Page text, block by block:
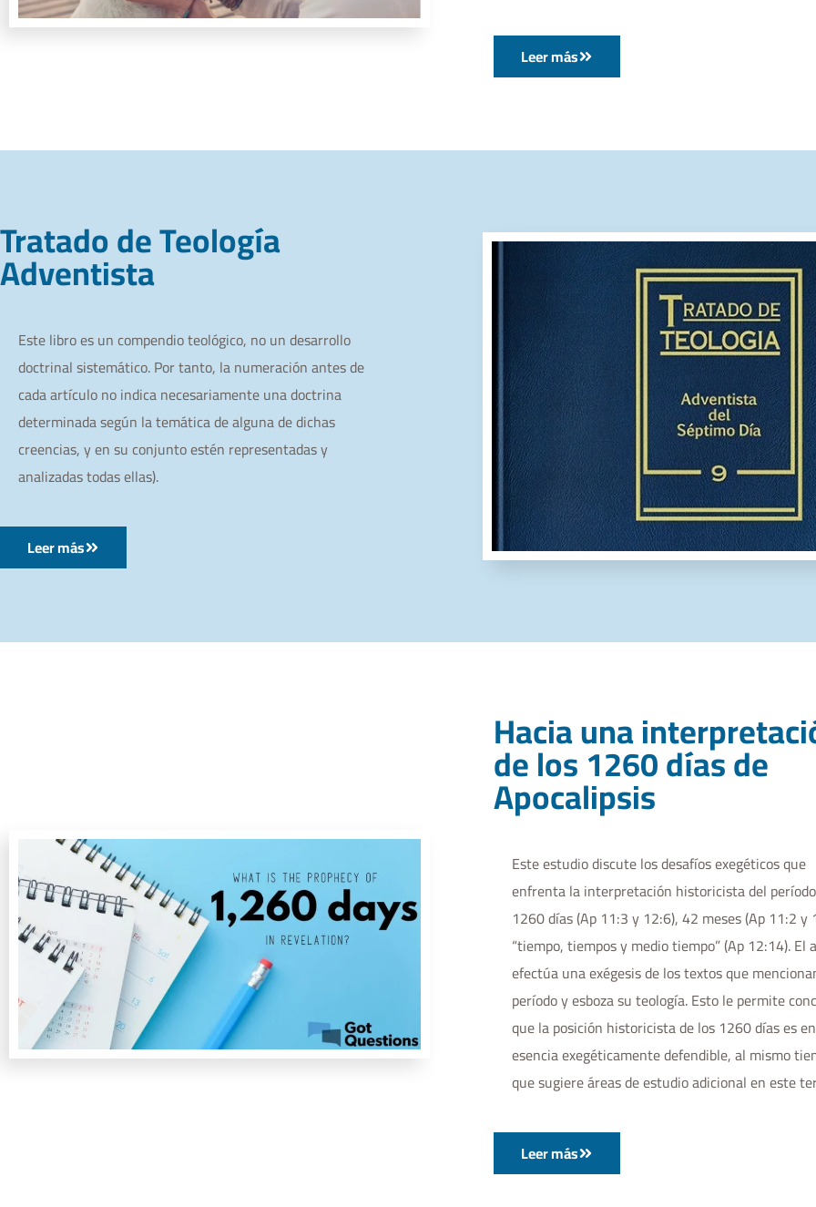
Leer más
Tratado de Teología
Adventista
Este libro es un compendio teológico, no un desarrollo
doctrinal sistemático. Por tanto, la numeración antes de
cada artículo no indica necesariamente una doctrina
determinada según la temática de alguna de dichas
creencias, y en su conjunto estén representadas y
analizadas todas ellas).
Leer más
Hacia una
de los 1260 días de
Apocalipsis
Este estudio discute los desafíos exegéticos que
enfrenta la interpretación historicista del
1260 días (Ap 11:3 y 12:6), 42 meses (Ap 11:2 y
“tiempo, tiempos y medio tiempo” (Ap 12:14). El
efectúa una exégesis de los textos que
período y esboza su teología. Esto le permite
que la posición historicista de los 1260 días es en
esencia exegéticamente defendible, al mismo
que sugiere áreas de estudio adicional en este
Leer más